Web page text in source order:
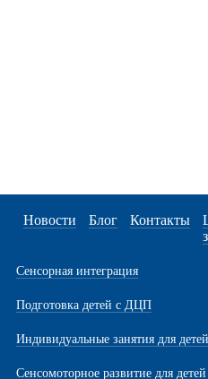
Новости Блог Контакты
Сенсорная интеграция
Подготовка детей с ДЦП
Индивидуальные занятия для детей
Сенсомоторное развитие для детей